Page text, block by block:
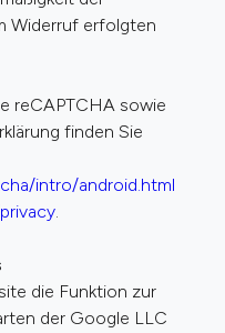
Widerruf erfolgten
reCAPTCHA sowie
finden Sie
intro/android.html
.
die Funktion zur
der Google LLC